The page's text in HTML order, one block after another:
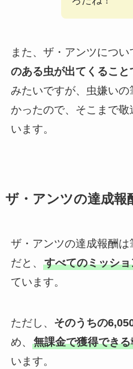
また、ザ・アンツについ
のある虫が出てくるこ
みたいですが、虫嫌い
かったので、そこまで
います。
ザ・アンツの達成報
ザ・アンツの達成報酬は
だと、 すべてのミッシ
ています。
ただし、 そのうちの
め、 無課金で獲得でき
います。